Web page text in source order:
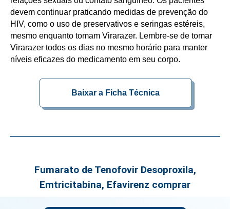
devem continuar praticando medidas de prevenção do
HIV, como o uso de preservativos e seringas estéreis,
mesmo enquanto tomam Virarazer. Lembre-se de tomar
Virarazer todos os dias no mesmo horário para manter
níveis eficazes do medicamento em seu corpo.
Baixar a Ficha Técnica
Fumarato de Tenofovir Desoproxila,
Emtricitabina, Efavirenz comprar